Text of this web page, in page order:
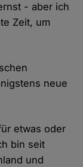
- aber ich
Zeit, um
neue
etwas oder
bin seit
und